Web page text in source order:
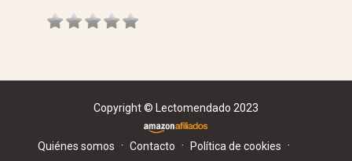
Copyright © Lectomendado 2023
Quiénes somos · Contacto · Política de cookies ·